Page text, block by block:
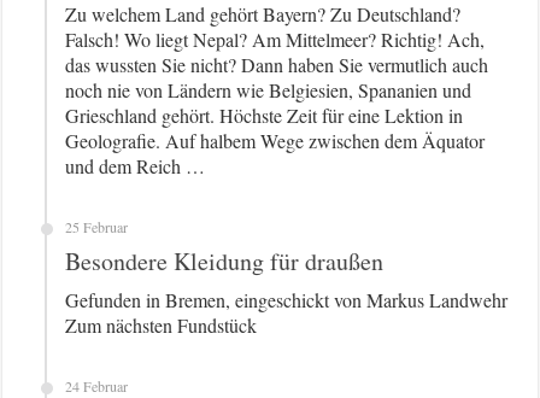
Zu welchem Land gehört Bayern? Zu Deutschland?
Falsch! Wo liegt Nepal? Am Mittelmeer? Richtig! Ach,
das wussten Sie nicht? Dann haben Sie vermutlich auch
noch nie von Ländern wie Belgiesien, Spananien und
Grieschland gehört. Höchste Zeit für eine Lektion in
Geolografie. Auf halbem Wege zwischen dem Äquator
und dem Reich …
25 Februar
Besondere Kleidung für draußen
Gefunden in Bremen, eingeschickt von Markus Landwehr
Zum nächsten Fundstück
24 Februar